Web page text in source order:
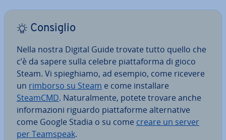
Consiglio
Nella nostra Digital Guide trovate tutto quello che
c’è da sapere sulla celebre piat­ta­for­ma di gioco
Steam. Vi spie­ghia­mo, ad esempio, come ricevere
un rimborso su Steam e come in­stal­la­re
SteamCMD. Na­tu­ral­men­te, potete trovare anche
in­for­ma­zio­ni riguardo piat­ta­for­me al­ter­na­ti­ve
come Google Stadia o su come creare un server
per Teamspeak.